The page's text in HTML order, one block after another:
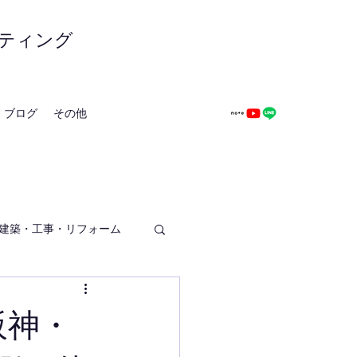
ィング
ブログ その他
築・工事・リフォーム
・